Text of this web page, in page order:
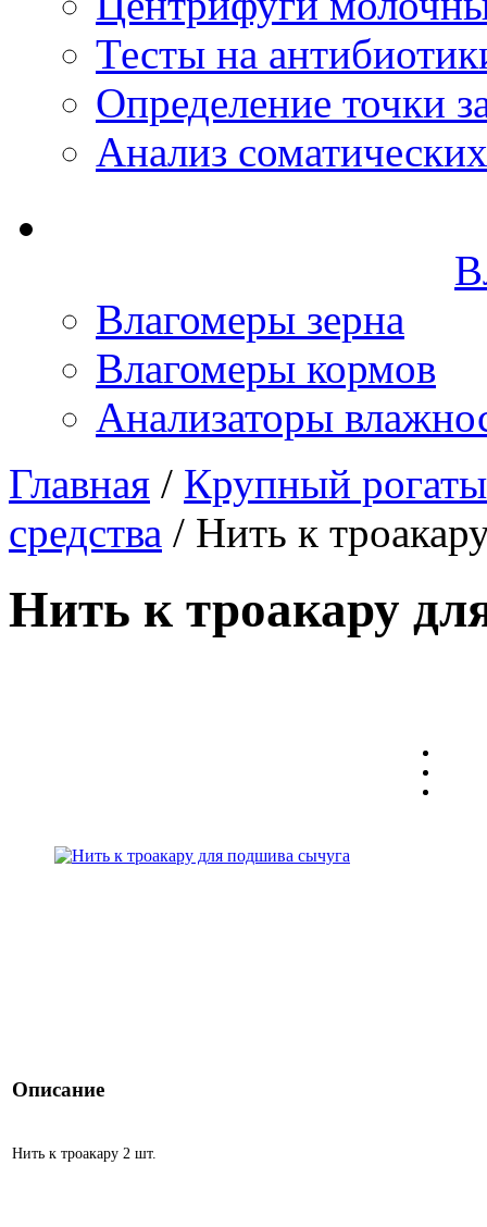
Тесты на
Определение точки
Анализ
Влагомеры зерна
Влагомеры кормов
Анализаторы
Главная / Крупный
средства / Нить к
Нить к троакару
Описание
Нить к троакару 2 шт.